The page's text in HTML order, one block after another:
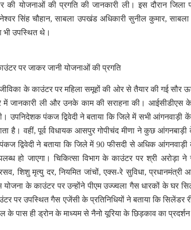
की योजनाओं की प्रगति की जानकारी ली। इस दौरान जिला
सिंह चौहान, साबला उपखंड अधिकारी सुनील कुमार, साबला
भी उपस्थित थे।
पर जाकर जानी योजनाओं की प्रगति
के काउंटर पर महिला समूहों की ओर से तैयार की गई सौर
जानकारी ली और उनके काम की सराहना की। आईसीडीएस के
उपनिदेशक पंकज द्विवेदी ने बताया कि जिले में सभी आंगनवाड़ी
है। वहीं, पूर्व विधायक आसपुर गोपीचंद मीणा ने कुछ
द्विवेदी ने बताया कि जिले में 90 फीसदी से अधिक
हो जाएगा। चिकित्सा विभाग के काउंटर पर श्री
शिशु मृत्यु दर, नियमित जांचों, एक्स-रे सुविधा, प्रधानमंत्री
योजना के काउंटर पर उन्होंने पीएम उज्ज्वला गैस धारकों के घर
पर उपस्थित गैस एजेंसी के प्रतिनिधियों ने बताया कि सिलेंडर
पास ही ड्रोन के माध्यम से नैनो यूरिया के छिड़काव का प्रदर्शन